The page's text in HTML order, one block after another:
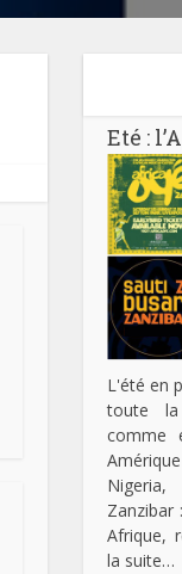
Eté :
L'été en
toute
comme
Zanzibar
Afrique,
la suite…